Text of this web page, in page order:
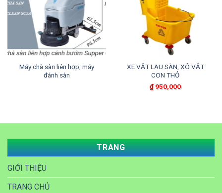
Máy chà sàn liên hợp, máy
đánh sàn
XE VẮT LAU SÀN, XÔ VẮT
CON THỎ
₫950,000
TRANG
GIỚI THIỆU
TRANG CHỦ